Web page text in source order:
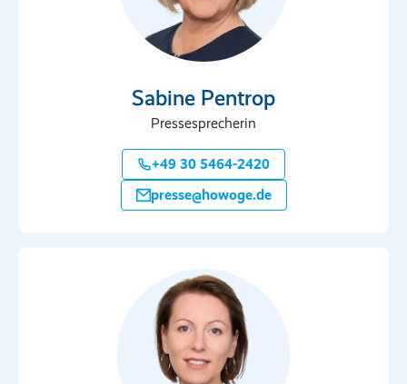
Sabine Pentrop
Pressesprecherin
+49 30 5464-2420
presse@howoge.de